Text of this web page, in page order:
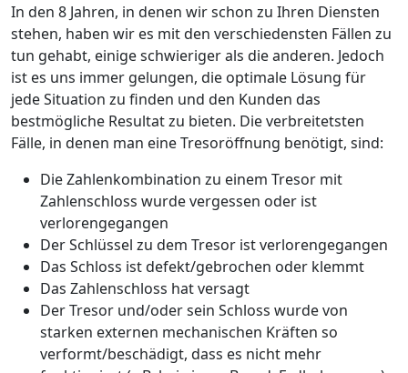
In den 8 Jahren, in denen wir schon zu Ihren Diensten
stehen, haben wir es mit den verschiedensten Fällen zu
tun gehabt, einige schwieriger als die anderen. Jedoch
ist es uns immer gelungen, die optimale Lösung für
jede Situation zu finden und den Kunden das
bestmögliche Resultat zu bieten. Die verbreitetsten
Fälle, in denen man eine Tresoröffnung benötigt, sind:
Die Zahlenkombination zu einem Tresor mit
Zahlenschloss wurde vergessen oder ist
verlorengegangen
Der Schlüssel zu dem Tresor ist verlorengegangen
Das Schloss ist defekt/gebrochen oder klemmt
Das Zahlenschloss hat versagt
Der Tresor und/oder sein Schloss wurde von
starken externen mechanischen Kräften so
verformt/beschädigt, dass es nicht mehr